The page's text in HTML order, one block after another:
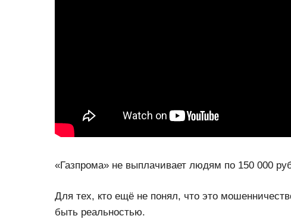
«Газпрома» не выплачивает людям по 150 000
Для тех, кто ещё не понял, что это
быть реальностью.